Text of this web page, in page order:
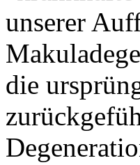
unserer
die